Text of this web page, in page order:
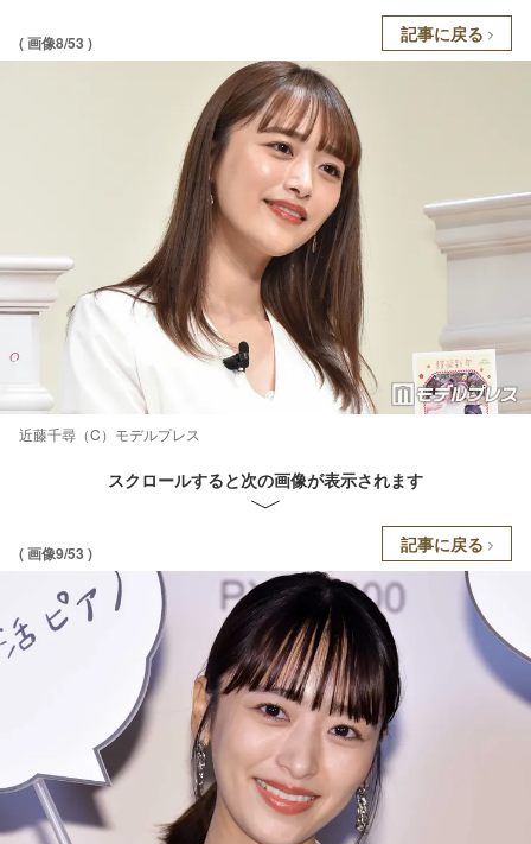
( 画像8/53 ) 記事に戻る
近藤千尋（C）モデルプレス
スクロールすると次の画像が表示されます
( 画像9/53 ) 記事に戻る